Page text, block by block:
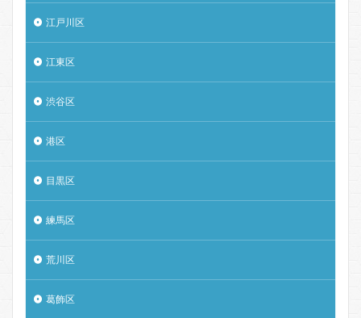
江戸川区
江東区
渋谷区
港区
目黒区
練馬区
荒川区
葛飾区